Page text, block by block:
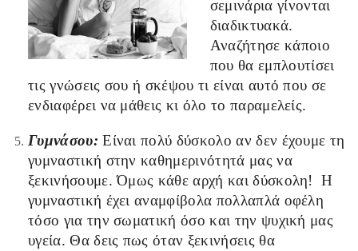
σεμινάρια γίνονται
διαδικτυακά.
Αναζήτησε κάποιο
που θα εμπλουτίσει
τις γνώσεις σου ή σκέψου τι είναι αυτό που σε
ενδιαφέρει να μάθεις κι όλο το παραμελείς.
Γυμνάσου:Είναι πολύ δύσκολο αν δεν έχουμε τη
γυμναστική στην καθημερινότητά μας να
ξεκινήσουμε. Όμως κάθε αρχή και δύσκολη! H
γυμναστική έχει αναμφίβολα πολλαπλά οφέλη
τόσο για την σωματική όσο και την ψυχική μας
υγεία. Θα δεις πως όταν ξεκινήσεις θα